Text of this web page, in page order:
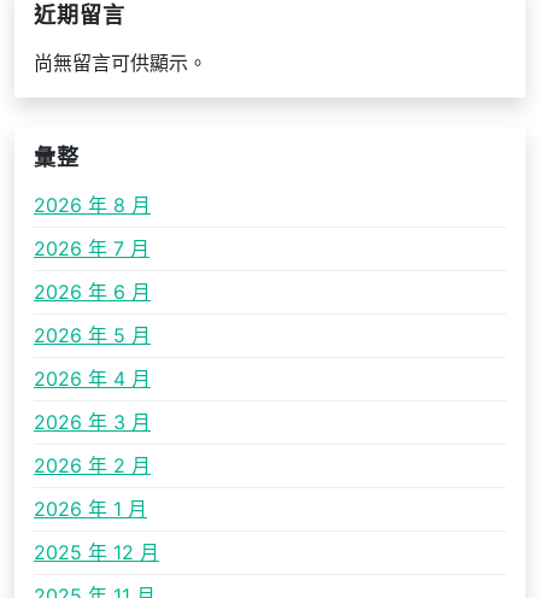
近期留言
尚無留言可供顯示。
彙整
2026 年 8 月
2026 年 7 月
2026 年 6 月
2026 年 5 月
2026 年 4 月
2026 年 3 月
2026 年 2 月
2026 年 1 月
2025 年 12 月